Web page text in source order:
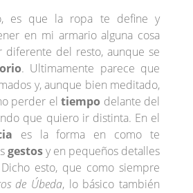
es que la ropa te define y
en mi armario alguna cosa
diferente del resto, aunque se
. Ultimamente parece que
y, aunque bien meditado,
perder eltiempo delante del
que quiero ir distinta. En el
es la forma en como te
gestosy en pequeños detalles
esto, que como siempre
de Úbeda, lo básico también